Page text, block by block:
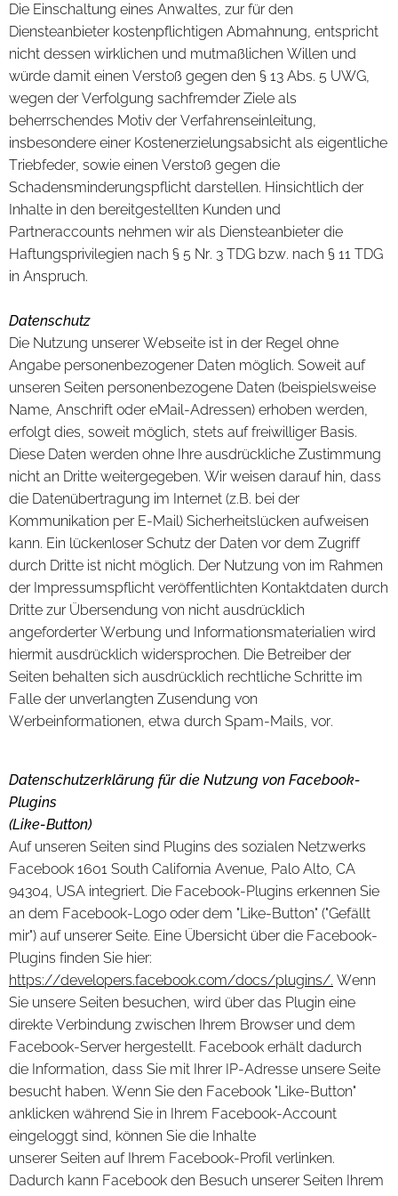
Die Einschaltung eines Anwaltes, zur für den
Diensteanbieter kostenpflichtigen Abmahnung, entspricht
nicht dessen wirklichen und mutmaßlichen Willen und
würde damit einen Verstoß gegen den § 13 Abs. 5 UWG,
wegen der Verfolgung sachfremder Ziele als
beherrschendes Motiv der Verfahrenseinleitung,
insbesondere einer Kostenerzielungsabsicht als eigentliche
Triebfeder, sowie einen Verstoß gegen die
Schadensminderungspflicht darstellen. Hinsichtlich der
Inhalte in den bereitgestellten Kunden und
Partneraccounts nehmen wir als Diensteanbieter die
Haftungsprivilegien nach § 5 Nr. 3 TDG bzw. nach § 11 TDG
in Anspruch.
Datenschutz
Die Nutzung unserer Webseite ist in der Regel ohne
Angabe personenbezogener Daten möglich. Soweit auf
unseren Seiten personenbezogene Daten (beispielsweise
Name, Anschrift oder eMail-Adressen) erhoben werden,
erfolgt dies, soweit möglich, stets auf freiwilliger Basis.
Diese Daten werden ohne Ihre ausdrückliche Zustimmung
nicht an Dritte weitergegeben. Wir weisen darauf hin, dass
die Datenübertragung im Internet (z.B. bei der
Kommunikation per E-Mail) Sicherheitslücken aufweisen
kann. Ein lückenloser Schutz der Daten vor dem Zugriff
durch Dritte ist nicht möglich. Der Nutzung von im Rahmen
der Impressumspflicht veröffentlichten Kontaktdaten durch
Dritte zur Übersendung von nicht ausdrücklich
angeforderter Werbung und Informationsmaterialien wird
hiermit ausdrücklich widersprochen. Die Betreiber der
Seiten behalten sich ausdrücklich rechtliche Schritte im
Falle der unverlangten Zusendung von
Werbeinformationen, etwa durch Spam-Mails, vor.
Datenschutzerklärung für die Nutzung von Facebook-
Plugins
(Like-Button)
Auf unseren Seiten sind Plugins des sozialen Netzwerks
Facebook 1601 South California Avenue, Palo Alto, CA
94304, USA integriert. Die Facebook-Plugins erkennen Sie
an dem Facebook-Logo oder dem "Like-Button" ("Gefällt
mir") auf unserer Seite. Eine Übersicht über die Facebook-
Plugins finden Sie hier:
https://developers.facebook.com/docs/plugins/. Wenn
Sie unsere Seiten besuchen, wird über das Plugin eine
direkte Verbindung zwischen Ihrem Browser und dem
Facebook-Server hergestellt. Facebook erhält dadurch
die Information, dass Sie mit Ihrer IP-Adresse unsere Seite
besucht haben. Wenn Sie den Facebook "Like-Button"
anklicken während Sie in Ihrem Facebook-Account
eingeloggt sind, können Sie die Inhalte
unserer Seiten auf Ihrem Facebook-Profil verlinken.
Dadurch kann Facebook den Besuch unserer Seiten Ihrem